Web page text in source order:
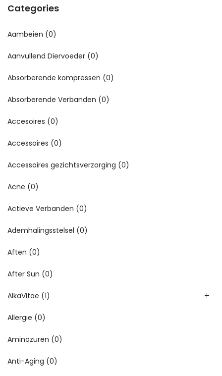
Categories
Aambeien (0)
Aanvullend Diervoeder (0)
Absorberende kompressen (0)
Absorberende Verbanden (0)
Accesoires (0)
Accessoires (0)
Accessoires gezichtsverzorging (0)
Acne (0)
Actieve Verbanden (0)
Ademhalingsstelsel (0)
Aften (0)
After Sun (0)
AlkaVitae (1)
Allergie (0)
Aminozuren (0)
Anti-Aging (0)